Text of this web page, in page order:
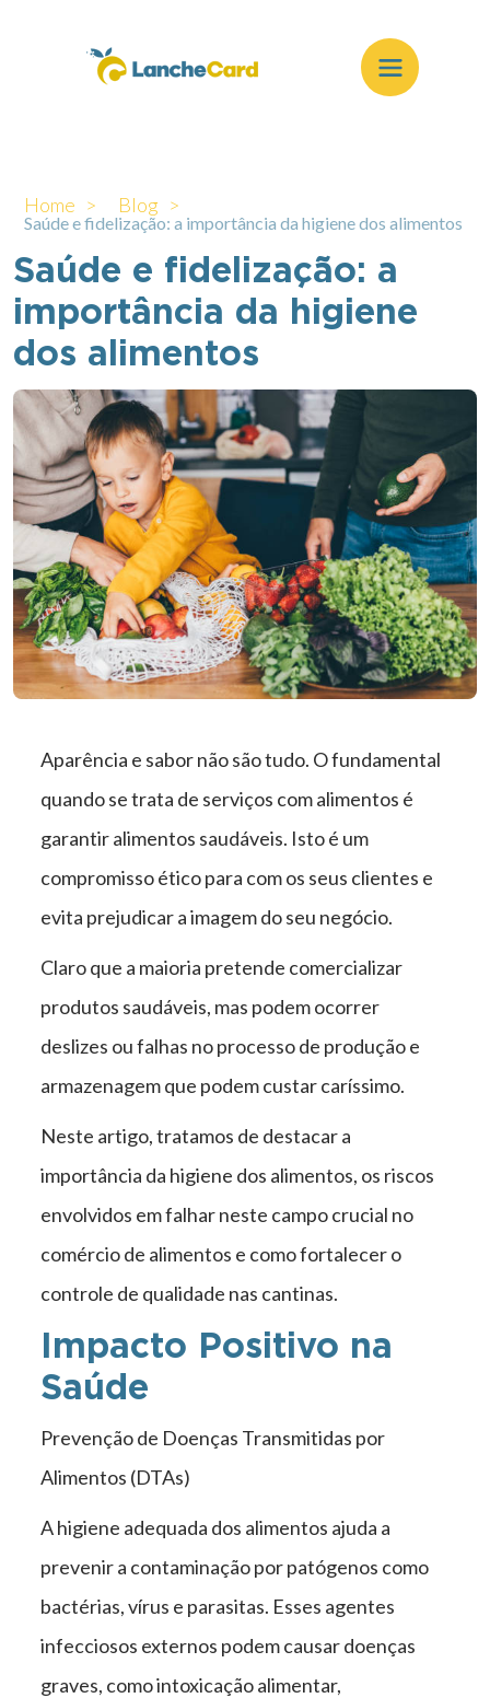
Home > Blog >
Saúde e fidelização: a importância da higiene dos alimentos
Saúde e fidelização: a
importância da higiene
dos alimentos
Aparência e sabor não são tudo. O fundamental
quando se trata de serviços com alimentos é
garantir alimentos saudáveis. Isto é um
compromisso ético para com os seus clientes e
evita prejudicar a imagem do seu negócio.
Claro que a maioria pretende comercializar
produtos saudáveis, mas podem ocorrer
deslizes ou falhas no processo de produção e
armazenagem que podem custar caríssimo.
Neste artigo, tratamos de destacar a
importância da higiene dos alimentos, os riscos
envolvidos em falhar neste campo crucial no
comércio de alimentos e como fortalecer o
controle de qualidade nas cantinas.
Impacto Positivo na
Saúde
Prevenção de Doenças Transmitidas por
Alimentos (DTAs)
A higiene adequada dos alimentos ajuda a
prevenir a contaminação por patógenos como
bactérias, vírus e parasitas. Esses agentes
infecciosos externos podem causar doenças
graves, como intoxicação alimentar,